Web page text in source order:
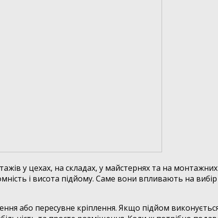
у цехах, на складах, у майстернях та на
і висота підйому. Саме вони впливають на вибір
або пересувне кріплення. Якщо підйом